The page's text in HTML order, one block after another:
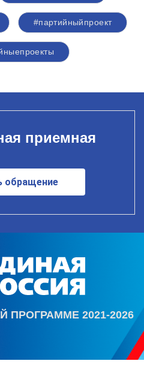
#партийныйпроект
приемная
обращение
2021-2026